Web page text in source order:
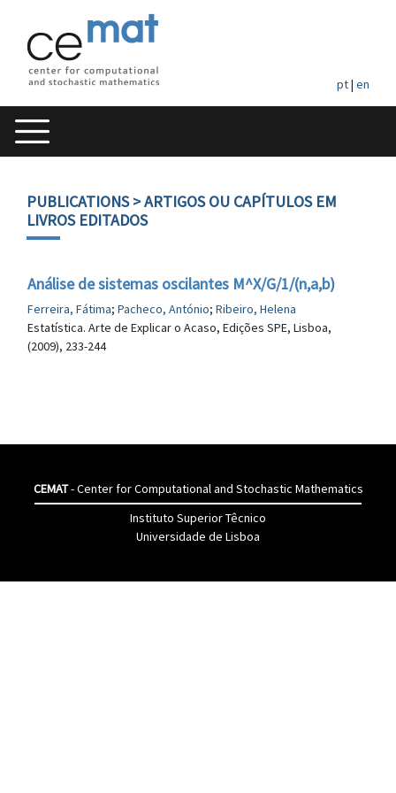
pt| en
PUBLICATIONS> ARTIGOS OU CAPÍTULOS EM
LIVROS EDITADOS
Análise de sistemas oscilantes M^X/G/1/(n,a,b)
Ferreira, Fátima; Pacheco, António; Ribeiro, Helena
Estatística. Arte de Explicar o Acaso, Edições SPE, Lisboa,
(2009), 233-244
CEMAT- Center for Computational and Stochastic Mathematics
Instituto Superior Têcnico
Universidade de Lisboa